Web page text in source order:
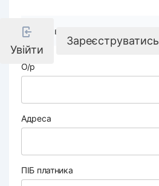
Увійти
Зареєструватись
Реквізити компанії
О/р
Адреса
ПІБ платника